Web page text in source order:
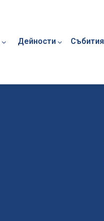
Дейности Събития